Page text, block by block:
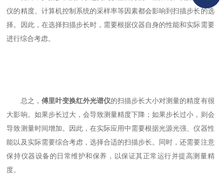
仪的精度、计算机控制系统的采样率等因素都会影响到扫描步长的选
择。因此，在选择扫描步长时，需要根据仪器自身的性能和实际需要
进行综合考虑。
总之， 傅里叶变换红外光谱仪的扫描步长大小对测量的精度有很
大影响。如果步长过大，会导致测量精度下降；如果步长过小，则会
导致测量时间增加。因此，在实际应用中需要根据光源光强、仪器性
能以及实际需要综合考虑，选择合适的扫描步长。同时，还需要注意
保持仪器设备的日常维护和保养，以保证其正常运行并提高测量精
度。